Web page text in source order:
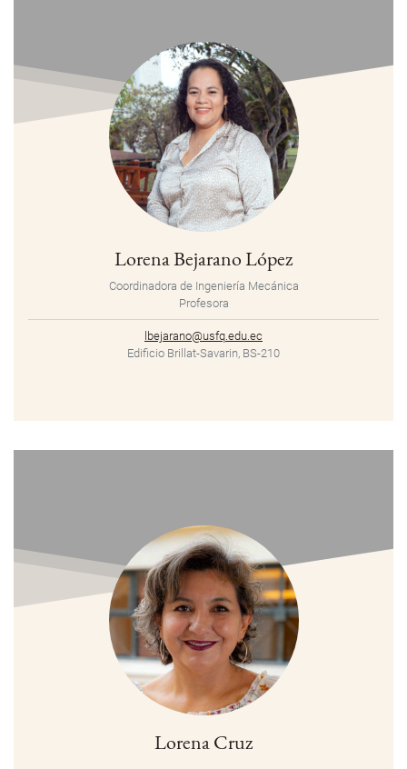
Lorena Bejarano López
Coordinadora de Ingeniería Mecánica
Profesora
lbejarano@usfq.edu.ec
Edificio Brillat-Savarin, BS-210
Lorena Cruz